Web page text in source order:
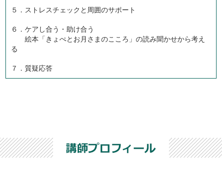
５．ストレスチェックと周囲のサポート
６．ケアし合う・助け合う
絵本「きょぺとお月さまのこころ」の読み聞かせから考え
る
７．質疑応答